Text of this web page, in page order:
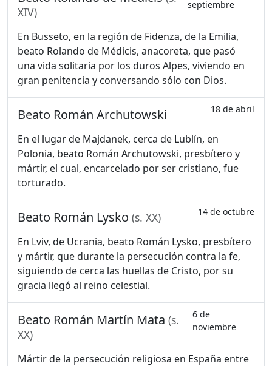
XIV)
septiembre
En Busseto, en la región de Fidenza, de la Emilia,
beato Rolando de Médicis, anacoreta, que pasó
una vida solitaria por los duros Alpes, viviendo en
gran penitencia y conversando sólo con Dios.
Beato Román Archutowski 18 de abril
En el lugar de Majdanek, cerca de Lublín, en
Polonia, beato Román Archutowski, presbítero y
mártir, el cual, encarcelado por ser cristiano, fue
torturado.
Beato Román Lysko (s. XX) 14 de octubre
En Lviv, de Ucrania, beato Román Lysko, presbítero
y mártir, que durante la persecución contra la fe,
siguiendo de cerca las huellas de Cristo, por su
gracia llegó al reino celestial.
Beato Román Martín Mata (s.
XX)
6 de
noviembre
Mártir de la persecución religiosa en España entre